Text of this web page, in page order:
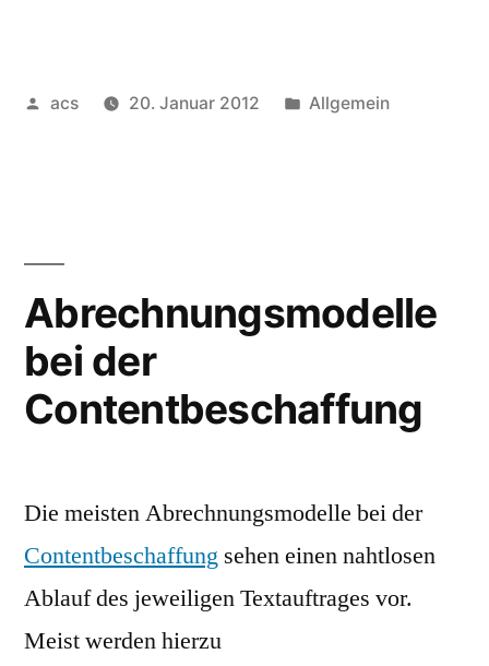
Veröffentlicht
acs 20. Januar 2012
Veröffentlicht
Allgemein
Abrechnungsmodelle
bei der
Contentbeschaffung
Die meisten Abrechnungsmodelle bei der
Contentbeschaffung sehen einen nahtlosen
Ablauf des jeweiligen Textauftrages vor.
Meist werden hierzu